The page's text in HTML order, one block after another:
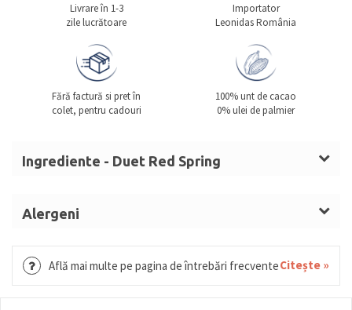
Livrare în 1-3
zile lucrătoare
Importator
Leonidas România
Fără factură si pret în
colet, pentru cadouri
100% unt de cacao
0% ulei de palmier
Ingrediente - Duet Red Spring
integral,ALUNE DE PĂDURE
(LAPTE),
îndulcit, nucă de cocos mărunțită, zahăr invertit,
Alergeni
GRÂU, GLUTEN, OUĂ, MIGDALE, SOIA, FISTIC,
Află mai multe pe pagina de întrebări frecventeCitește »